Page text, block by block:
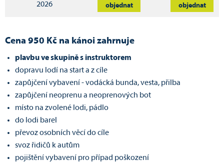
2026
objednat objednat
Cena 950 Kč na kánoi zahrnuje
plavbu ve skupině s instruktorem
dopravu lodí na start a z cíle
zapůjčení vybavení - vodácká bunda, vesta, přilba
zapůjčení neoprenu a neoprenových bot
místo na zvolené lodi, pádlo
do lodi barel
převoz osobních věcí do cíle
svoz řidičů k autům
pojištění vybavení pro případ poškození